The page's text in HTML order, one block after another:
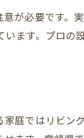
が必要です。
ます。プロの
庭ではリビン